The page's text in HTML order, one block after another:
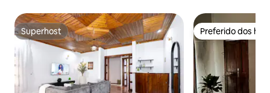
Superhost
Superhost Preferido dos
Preferido dos